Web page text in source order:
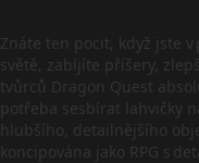
Znáte ten pocit, když jste
světě, zabíjíte příšery,
tvůrců Dragon Quest
potřeba sesbírat lahvičky
hlubšího, detailnějšího
koncipována jako RPG s